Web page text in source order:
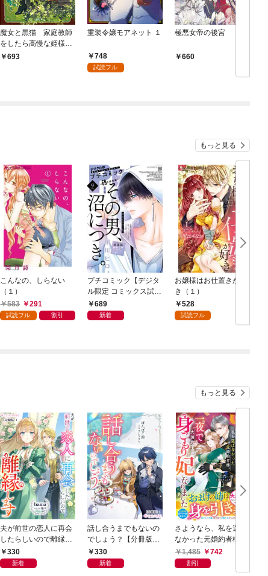
魔女と黒猫 家庭教師
をしたら高慢な姫様に
懐かれました
693
重装令嬢モアネット １
748
試読フル
極悪女帝の後宮
660
もっと見る
こんなの、しらない
（１）
583
291
試読フル 割引
プチコミック【デジタ
ル限定 コミックス試し
読み特典付き】 2026
年9月号（2026年8月7
689
新着
お嬢様はお仕置きが好
き（１）
528
試読フル
もっと見る
夫が前世の恋人に再会
したらしいので離縁し
ます【分冊版】1
330
新着
話し合うまでもないの
でしょう？【分冊版】
1 330
新着
さようなら、私を選ば
なかった元婚約者様。
一夜で大国君主の身ご
もり妃になりました
【電子限定SS付き】
1,485 742
割引